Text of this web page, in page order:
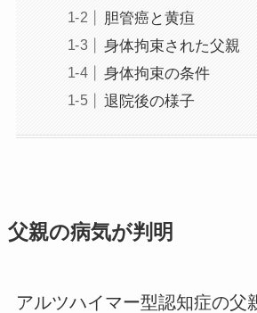
胆管癌と黄疸
身体拘束された父親
身体拘束の条件
退院後の様子
父親の病気が判明
アルツハイマー型認知症の父